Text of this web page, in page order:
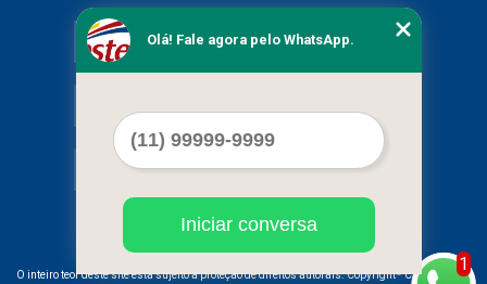
Serviços
Mapa do site
O inteiro teor deste site está sujeito à proteção de direitos autorais. Copyright COMERCIAL
1
Olá! Fale agora pelo WhatsApp.
Iniciar conversa